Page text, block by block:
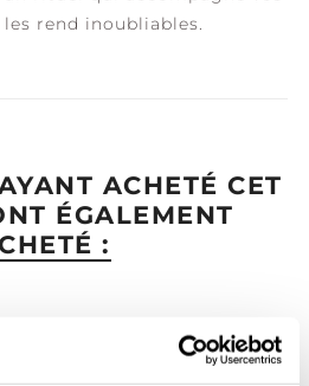
rend inoubliables.
ACHETÉ CET
ÉGALEMENT
: